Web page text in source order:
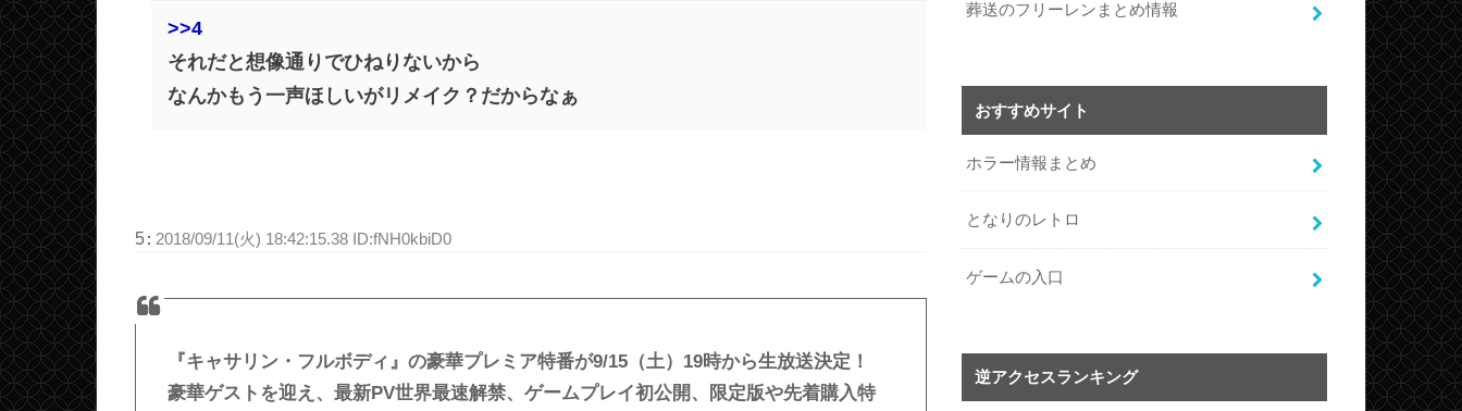
>>4
それだと想像通りでひねりないから
なんかもう一声ほしいがリメイク？だからなぁ
5: 2018/09/11(火) 18:42:15.38 ID:fNH0kbiD0
『キャサリン・フルボディ』の豪華プレミア特番が9/15（土）19時から生放送決定！
豪華ゲストを迎え、最新PV世界最速解禁、ゲームプレイ初公開、限定版や先着購入特
葬送のフリーレンまとめ情報
おすすめサイト
ホラー情報まとめ
となりのレトロ
ゲームの入口
逆アクセスランキング